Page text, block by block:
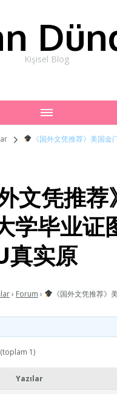
Kişisel Blog
《国外文凭推荐》美国金
外文凭推
学毕业证
真实原
› Forum ›
《国外文凭推荐》
1)
Yazılar